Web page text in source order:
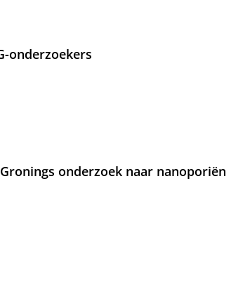
onderzoekers
onderzoek naar nanoporiën